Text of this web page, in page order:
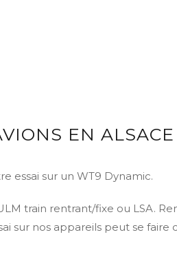
EN ALSACE
essai sur un WT9 Dynamic.
train rentrant/fixe ou LSA.
sur nos appareils peut se